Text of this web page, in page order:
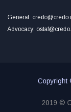
General:
Advocacy:
Copyright
2019 ©